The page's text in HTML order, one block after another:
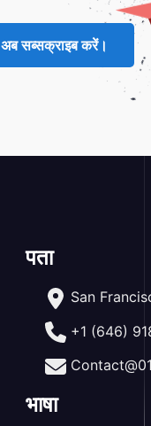
अब सब्सक्राइब करें।
पता
San
+1 (646)
भाषा